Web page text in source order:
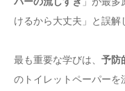
けるから大丈夫」と誤解
最も重要な学びは、 予防
のトイレットペーパーを